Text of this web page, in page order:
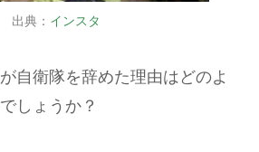
出典： インスタ
自衛隊を辞めた理由はどのよ
しょうか？